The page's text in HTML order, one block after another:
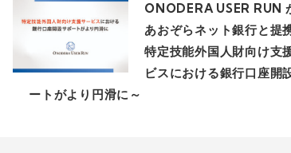
ONODERA USER RUN
あおぞらネット銀行と提
特定技能外国人財向け支
ビスにおける銀行口座開
ートがより円滑に～